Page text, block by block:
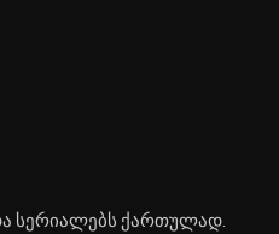
სერიალებს ქართულად.